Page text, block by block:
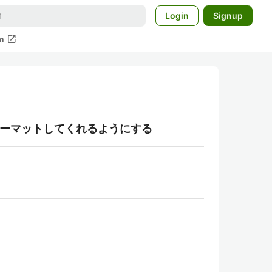
Login Signup
open_in_new
マットしてくれるようにする